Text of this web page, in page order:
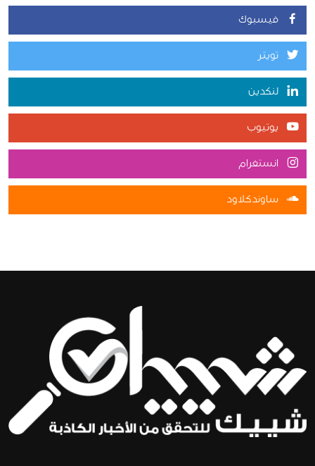
فيسبوك
تويتر
لنكدين
يوتيوب
انستغرام
ساوندكلاود